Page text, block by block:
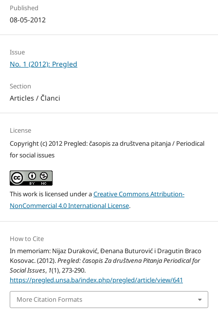
Published
08-05-2012
Issue
No. 1 (2012): Pregled
Section
Articles / Članci
License
Copyright (c) 2012 Pregled: časopis za društvena pitanja / Periodical
for social issues
This work is licensed under aCreative Commons Attribution-
NonCommercial 4.0 International License.
How to Cite
In memoriam: Nijaz Duraković, Đenana Buturović i Dragutin Braco
Kosovac. (2012).Pregled: časopis Za društvena Pitanja Periodical for
Social Issues, 1(1), 273-290.
https://pregled.unsa.ba/index.php/pregled/article/view/641
More Citation Formats